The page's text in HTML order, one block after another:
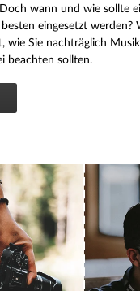
wann und wie sollte
eingesetzt werden?
wie Sie nachträglich
beachten sollten.